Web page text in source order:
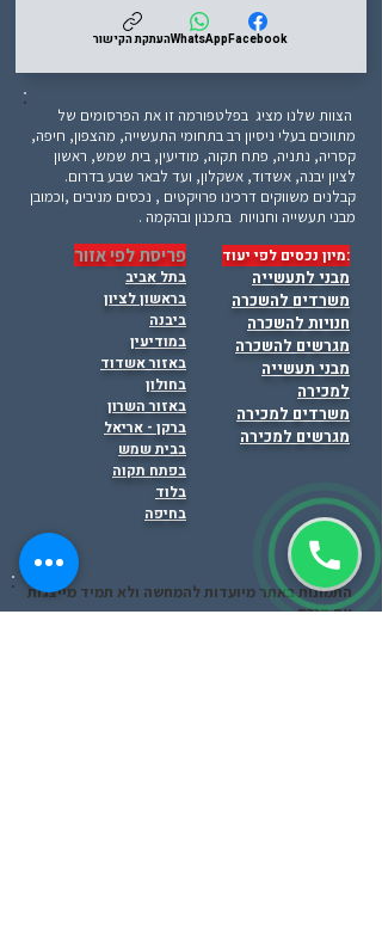
Facebook
WhatsAppהעתקת הקישור
הצוות שלנו מציג בפלטפורמה זו את הפרסומים של
מתווכים בעלי ניסיון רב בתחומי התעשייה, מהצפון, חיפה,
קסריה, נתניה, פתח תקוה, מודיעין, בית שמש, ראשון
לציון יבנה, אשדוד, אשקלון, ועד לבאר שבע בדרום.
קבלנים משווקים דרכינו פרויקטים , נכסים מניבים ,וכמובן
מבני תעשייה וחנויות בתכנון ובהקמה .
:מיון נכסים לפי יעוד
מבני לתעשייה
משרדים להשכרה
חנויות להשכרה
מגרשים להשכרה
מבני תעשייה
למכירה
משרדים למכירה
מגרשים למכירה
פריסת לפי אזור
בתל אביב
בראשון לציון
ביבנה
במודיעין
באזור אשדוד
בחולון
באזור השרון
ברקן - אריאל
בבית שמש
בפתח תקוה
בלוד
בחיפה
התמונות באתר מיועדות להמחשה ולא תמיד מייצגות
את הנכס .